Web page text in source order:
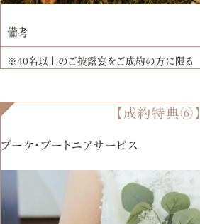
備考
※40名以上のご披露宴をご成約の方に限る
【成約特典⑥】
ブーケ・ブートニアサービス